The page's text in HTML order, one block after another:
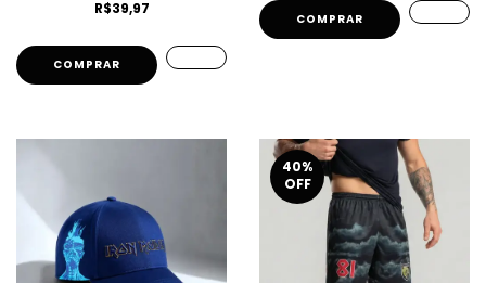
R$39,97
COMPRAR
COMPRAR
40%
OFF